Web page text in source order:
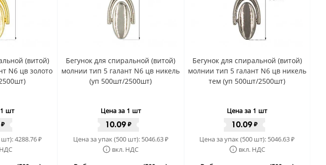
(витой)
N6 цв золото
шт
₽
шт):4288.76₽
Бегунок для спиральной (витой)
молнии тип 5 галант N6 цв никель
(уп 500шт/2500шт)
Цена за 1 шт
10.09₽
Цена за упак (500 шт): 5046.63₽
вкл. НДС
Бегунок для спиральной (витой)
молнии тип 5 галант N6 цв никель
тем (уп 500шт/2500шт)
Цена за 1 шт
10.09₽
Цена за упак (500 шт): 5046.63₽
вкл. НДС